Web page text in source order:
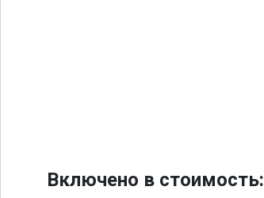
Включено в стоимость: